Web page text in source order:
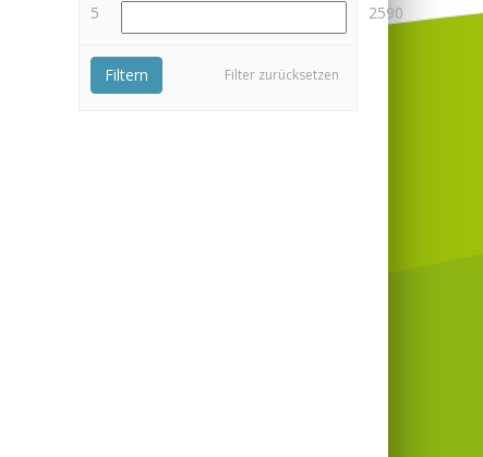
5 2590
Filter zurücksetzen
Filtern